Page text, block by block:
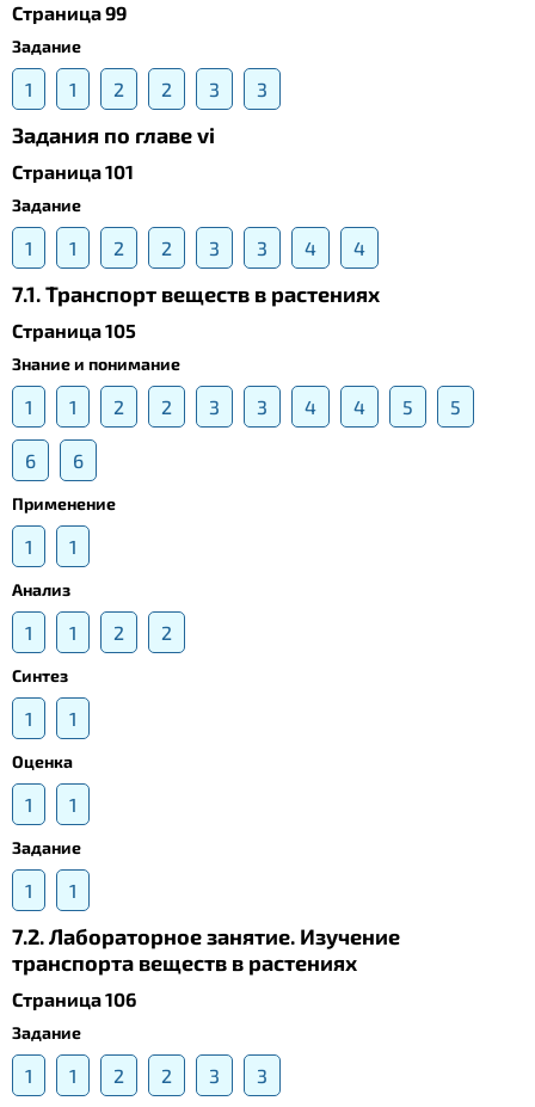
Страница 99
Задание
1 1 2 2 3 3
Задания по главе vi
Страница 101
Задание
1 1 2 2 3 3 4 4
7.1. Транспорт веществ в растениях
Страница 105
Знание и понимание
1 1 2 2 3 3 4 4 5 5
6 6
Применение
1 1
Анализ
1 1 2 2
Синтез
1 1
Оценка
1 1
Задание
1 1
7.2. Лабораторное занятие. Изучение
транспорта веществ в растениях
Страница 106
Задание
1 1 2 2 3 3